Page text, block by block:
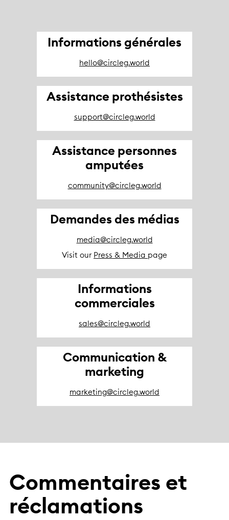
Informations générales
hello@circleg.world
Assistance prothésistes
support@circleg.world
Assistance personnes
amputées
community@circleg.world
Demandes des médias
media@circleg.world
Visit our Press & Media page
Informations
commerciales
sales@circleg.world
Communication &
marketing
marketing@circleg.world
Commentaires et
réclamations